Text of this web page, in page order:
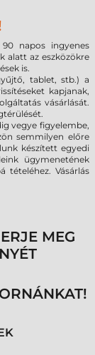
napos ingyenes
alatt az eszközökre
is.
tablet, stb.) a
kapjanak,
vásárlását.
vegye figyelembe,
semmilyen előre
készített egyedi
ügymenetének
tételéhez. Vásárlás
MEG